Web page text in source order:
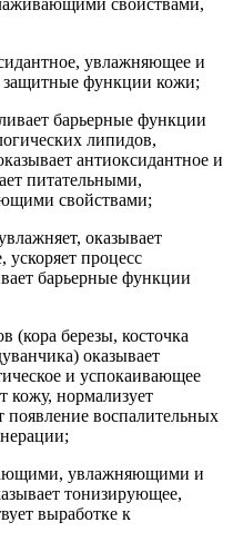
увлажняющее и
защитные функции кожи;
барьерные функции
липидов,
антиоксидантное и
питательными,
свойствами;
оказывает
ускоряет процесс
барьерные функции
(кора березы, косточка
оказывает
и успокаивающее
кожу, нормализует
появление воспалительных
увлажняющими и
тонизирующее,
выработке к